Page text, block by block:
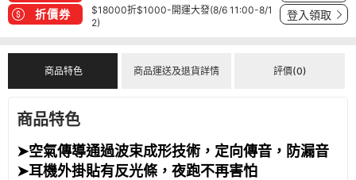
折價券
$18000折$1000-開運大發(8/6 11:00-8/1
2)
登入領取
商品特色 商品運送及退貨詳情 評價(0)
商品特色
➤空氣傳導通過波束成形技術，定向傳音，防漏音
➤耳機外掛貼有反光條，夜跑不再害怕